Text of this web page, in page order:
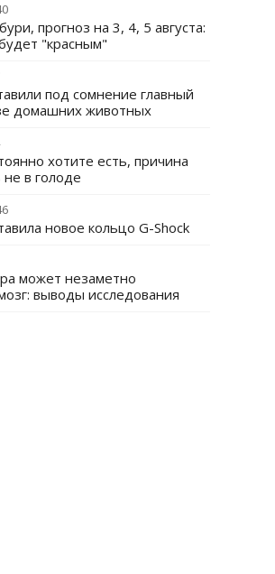
прогноз на 3, 4, 5 августа:
"красным"
под сомнение главный
домашних животных
хотите есть, причина
в голоде
новое кольцо G-Shock
может незаметно
выводы исследования